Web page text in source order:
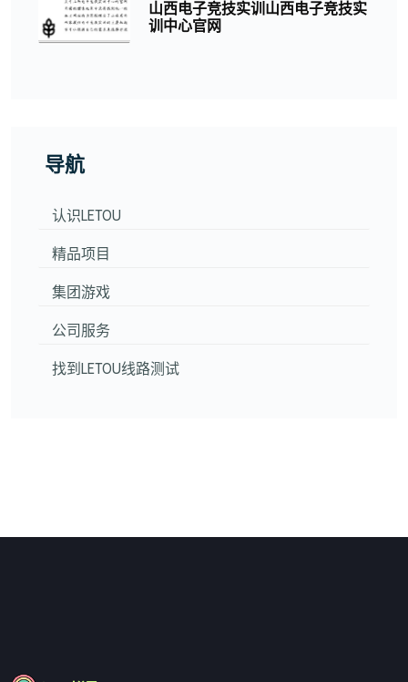
山西电子竞技实训山西电子竞技实
训中心官网
导航
认识LETOU
精品项目
集团游戏
公司服务
找到LETOU线路测试